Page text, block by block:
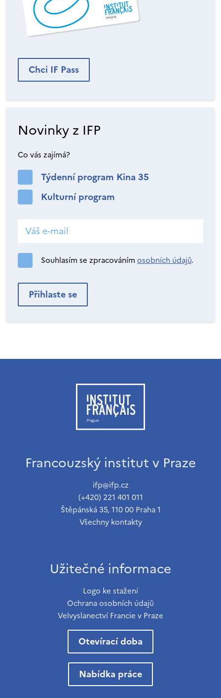
Chci IF Pass
Novinky z IFP
Co vás zajímá?
Týdenní program Kina 35
Kulturní program
Souhlasím se zpracováním osobních údajů.
Francouzský institut v Praze
ifp@ifp.cz
(+420) 221 401 011
Štěpánská 35, 110 00 Praha 1
Všechny kontakty
Užitečné informace
Logo ke stažení
Ochrana osobních údajů
Velvyslanectví Francie v Praze
Otevírací doba
Nabídka práce